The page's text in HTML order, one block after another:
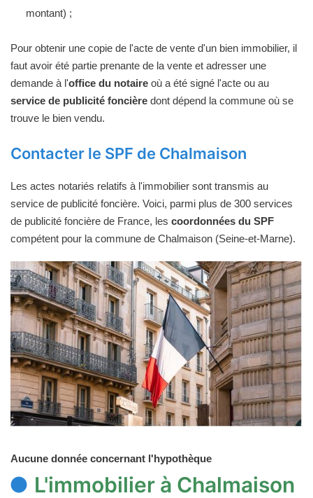
montant) ;
Pour obtenir une copie de l'acte de vente d'un bien immobilier, il
faut avoir été partie prenante de la vente et adresser une
demande à l'office du notaire où a été signé l'acte ou au
service de publicité foncière dont dépend la commune où se
trouve le bien vendu.
Contacter le SPF de Chalmaison
Les actes notariés relatifs à l'immobilier sont transmis au
service de publicité foncière. Voici, parmi plus de 300 services
de publicité foncière de France, les coordonnées du SPF
compétent pour la commune de Chalmaison (Seine-et-Marne).
Aucune donnée concernant l'hypothèque
L'immobilier à Chalmaison